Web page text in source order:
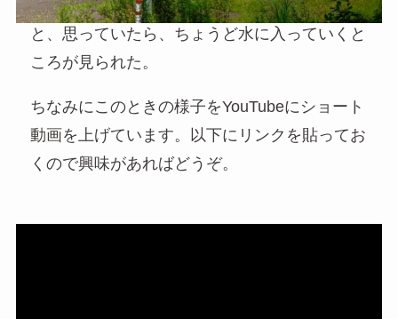
と、思っていたら、ちょうど水に入っていくと
ころが見られた。
ちなみにこのときの様子をYouTubeにショート
動画を上げています。以下にリンクを貼ってお
くので興味があればどうぞ。